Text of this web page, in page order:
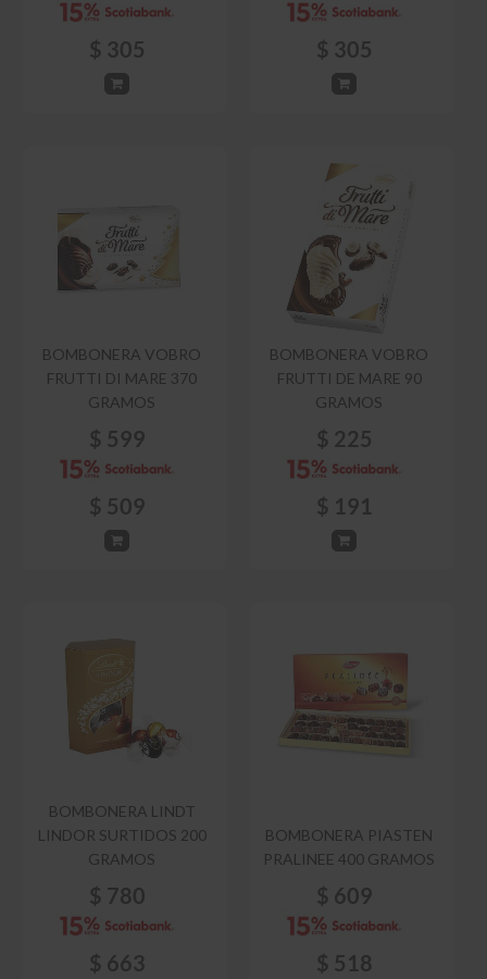
$ 305 $ 305
BOMBONERA VOBRO
FRUTTI DI MARE 370
GRAMOS
$ 599
$ 509
BOMBONERA VOBRO
FRUTTI DE MARE 90
GRAMOS
$ 225
$ 191
BOMBONERA LINDT
LINDOR SURTIDOS 200
GRAMOS
$ 780
$ 663
BOMBONERA PIASTEN
PRALINEE 400 GRAMOS
$ 609
$ 518